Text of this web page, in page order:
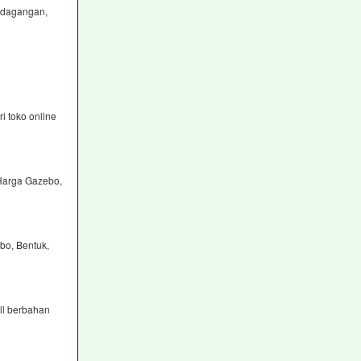
toko online
Gazebo,
Bentuk,
berbahan